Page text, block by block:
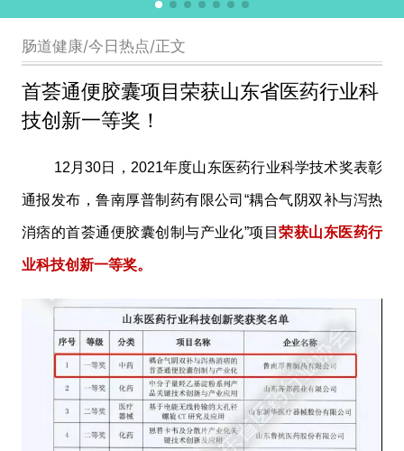
肠道健康/今日热点/正文
首荟通便胶囊项目荣获山东省医药行业科
技创新一等奖！
12月30日，2021年度山东医药行业科学技术奖表彰
通报发布，鲁南厚普制药有限公司“耦合气阴双补与泻热
消痞的首荟通便胶囊创制与产业化”项目荣获山东医药行
业科技创新一等奖。